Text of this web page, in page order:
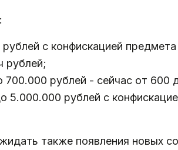
с конфискацией
рублей;
рублей - сейчас от 600
5.000.000 рублей с
также появления новых